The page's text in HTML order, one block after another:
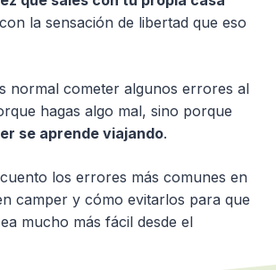
la sensación de libertad que eso
normal cometer algunos errores al
hagas algo mal, sino porque
se aprende viajando.
los errores más comunes en
camper y cómo evitarlos para que
mucho más fácil desde el